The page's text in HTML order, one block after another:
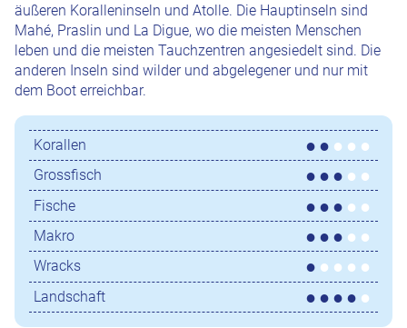
äußeren Koralleninseln und Atolle. Die Hauptinseln sind
Mahé, Praslin und La Digue, wo die meisten Menschen
leben und die meisten Tauchzentren angesiedelt sind. Die
anderen Inseln sind wilder und abgelegener und nur mit
dem Boot erreichbar.
Korallen
Grossfisch
Fische
Makro
Wracks
Landschaft